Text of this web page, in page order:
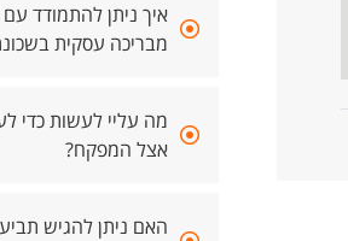
איך ניתן להתמודד
מבריכה עסקית
מה עליי לעשות כדי
אצל המפקח?
האם ניתן להגיש